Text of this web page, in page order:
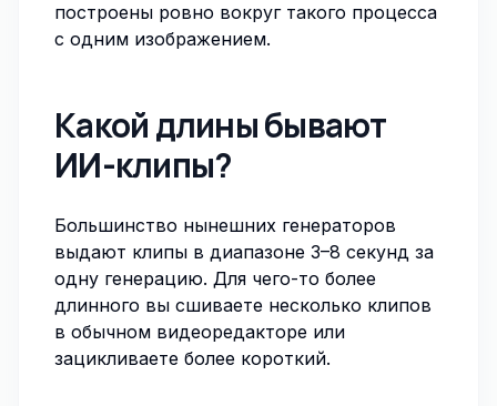
построены ровно вокруг такого процесса
с одним изображением.
Какой длины бывают
ИИ-клипы?
Большинство нынешних генераторов
выдают клипы в диапазоне 3–8 секунд за
одну генерацию. Для чего-то более
длинного вы сшиваете несколько клипов
в обычном видеоредакторе или
зацикливаете более короткий.